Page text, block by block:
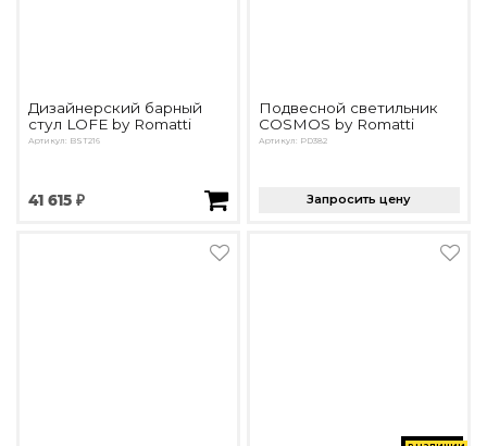
Дизайнерский барный
стул LOFE by Romatti
Артикул: BST216
41 615 ₽
Подвесной светильник
COSMOS by Romatti
Артикул: PD382
Запросить цену